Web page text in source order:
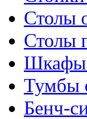
Столы
Столы
Шкафы
Тумбы
Бенч-